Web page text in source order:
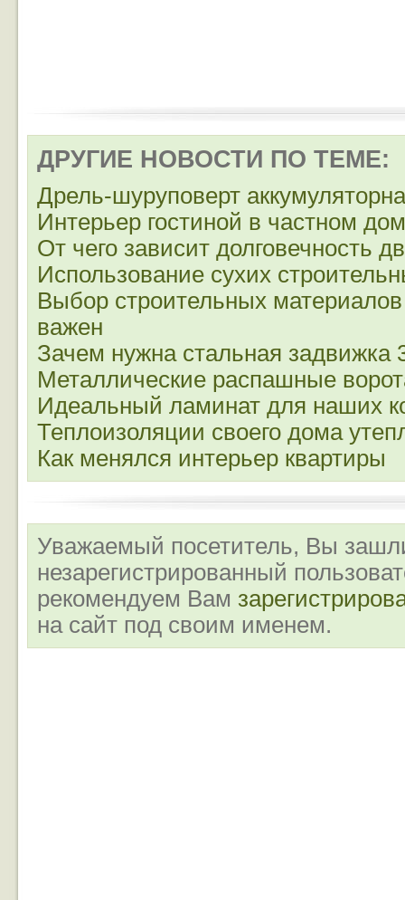
ДРУГИЕ НОВОСТИ ПО ТЕМЕ:
Дрель-шуруповерт
Интерьер гостиной в частном
От чего зависит долговечность
Использование сухих
Выбор строительных
важен
Зачем нужна стальная задвижка
Металлические распашные
Идеальный ламинат для наших
Теплоизоляции своего дома
Как менялся интерьер квартиры
Уважаемый посетитель, Вы
незарегистрированный
рекомендуем Вам
на сайт под своим именем.